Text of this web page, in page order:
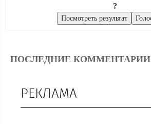
?
ПОСЛЕДНИЕ КОММЕНТАРИИ
РЕКЛАМА